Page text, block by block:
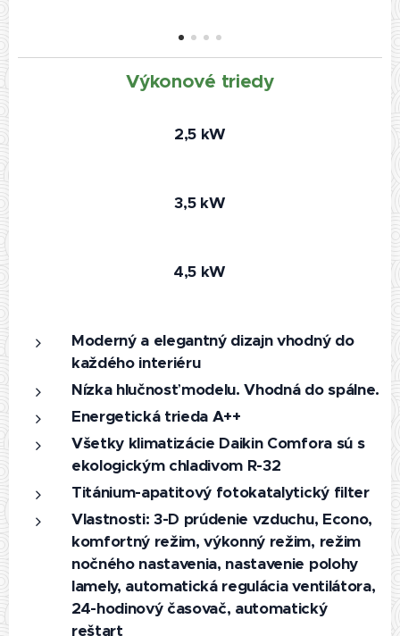
Výkonové triedy
2,5 kW
3,5 kW
4,5 kW
Moderný a elegantný dizajn vhodný do
každého interiéru
Nízka hlučnosť modelu. Vhodná do spálne.
Energetická trieda A++
Všetky klimatizácie Daikin Comfora sú s
ekologickým chladivom R-32
Titánium-apatitový fotokatalytický filter
Vlastnosti: 3-D prúdenie vzduchu, Econo,
komfortný režim, výkonný režim, režim
nočného nastavenia, nastavenie polohy
lamely, automatická regulácia ventilátora,
24-hodinový časovač, automatický
reštart